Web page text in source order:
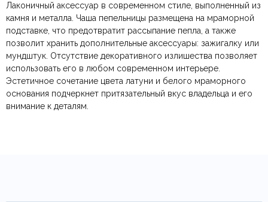
Лаконичный аксессуар в современном стиле, выполненный из
камня и металла. Чаша пепельницы размещена на мраморной
подставке, что предотвратит рассыпание пепла, а также
позволит хранить дополнительные аксессуары: зажигалку или
мундштук. Отсутствие декоративного излишества позволяет
использовать его в любом современном интерьере.
Эстетичное сочетание цвета латуни и белого мраморного
основания подчеркнет притязательный вкус владельца и его
внимание к деталям.
Материал Металл, Мрамор
Цвет Белый, Латунь
Тип продажи В наличии
По всей России:отправляем через транспортную
компаниюСДЭК . Срок доставки —до 7 дней.
По Москве и Санкт-Петербургу:быстрая
Яндекс.Доставка— доставка в день заказа.
Оплата в салоне-магазине— наличными или картой
при самовывозе.
Безналичная оплата по счёту— для юридических и
физических лиц.
Онлайн оплата картой— быстрая и безопасная через
сайт.
Отзывов ещё нет. Напишите первым.
Ваша общая оценка